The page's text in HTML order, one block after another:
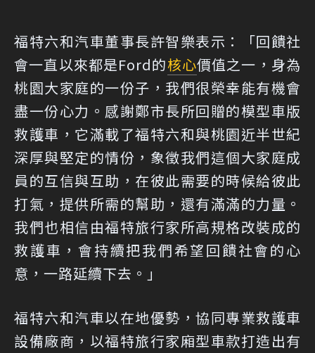
福特六和汽車董事長許智樂表示：「回饋社
會一直以來都是Ford的核心價值之一，身為
桃園大家庭的一份子，我們很榮幸能有機會
盡一份心力。感謝鄭市長所回贈的模型車版
救護車，它滿載了福特六和與桃園近半世紀
深厚與堅定的情份，象徵我們這個大家庭成
員的互信與互助，在彼此需要的時候給彼此
打氣，提供所需的幫助，還有滿滿的力量。
我們也相信由福特旅行家所高規格改裝成的
救護車，會持續把我們希望回饋社會的心
意，一路延續下去。」
福特六和汽車以在地優勢，協同專業救護車
設備廠商，以福特旅行家廂型車款打造出有